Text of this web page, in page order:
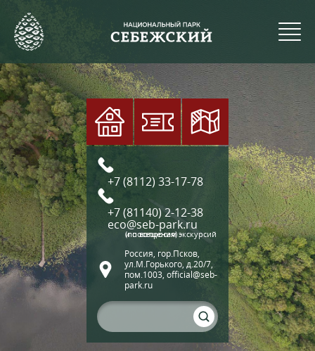
+7 (8112) 33-17-78
+7 (81140) 2-12-38
eco@seb-park.ru
(по вопросам экскурсий и посещения)
Россия, гор.Псков,
ул.М.Горького, д.20/7,
пом.1003, official@seb-
park.ru